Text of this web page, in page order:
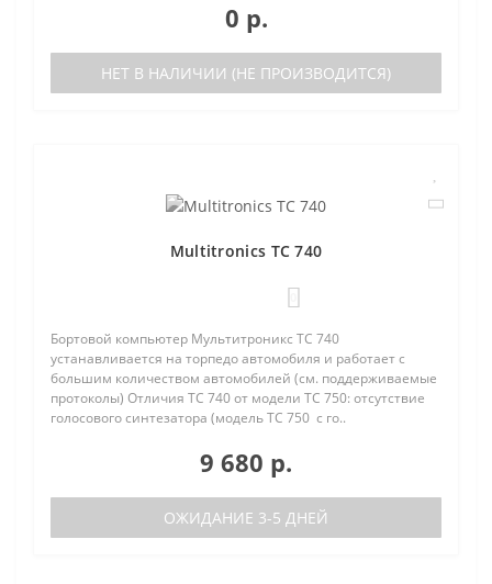
0 р.
НЕТ В НАЛИЧИИ (НЕ ПРОИЗВОДИТСЯ)
Multitronics TC 740
Бортовой компьютер Мультитроникс TC 740
устанавливается на торпедо автомобиля и работает с
большим количеством автомобилей (см. поддерживаемые
протоколы) Отличия TC 740 от модели TC 750: отсутствие
голосового синтезатора (модель TC 750 с го..
9 680 р.
ОЖИДАНИЕ 3-5 ДНЕЙ